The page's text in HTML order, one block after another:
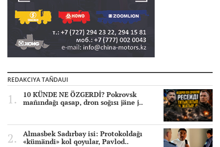
REDAKCIYA TAÑDAUI
10 KÜNDE NE ÖZGERDİ? Pokrovsk
mañındağı qasap, dron soğısı jäne j..
Almasbek Sadırbay isi: Protokoldağı
«kümändi» kol qoyular, Pavlod..